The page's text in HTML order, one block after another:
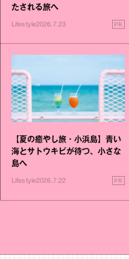
たされる旅へ
Lifestyle2026.7.23 PR
【夏の癒やし旅・小浜島】青い
海とサトウキビが待つ、小さな
島へ
Lifestyle2026.7.22 PR